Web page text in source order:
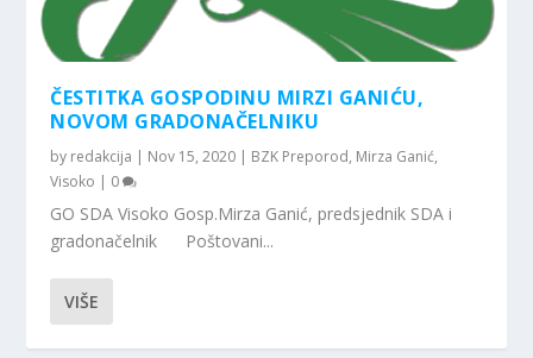
ČESTITKA GOSPODINU MIRZI GANIĆU,
NOVOM GRADONAČELNIKU
by redakcija | Nov 15, 2020 | BZK Preporod, Mirza Ganić,
Visoko | 0
GO SDA Visoko Gosp.Mirza Ganić, predsjednik SDA i
gradonačelnik Poštovani...
VIŠE